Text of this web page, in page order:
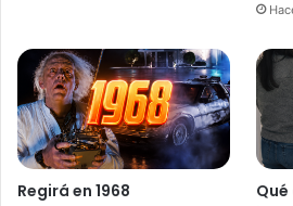
Regirá en 1968